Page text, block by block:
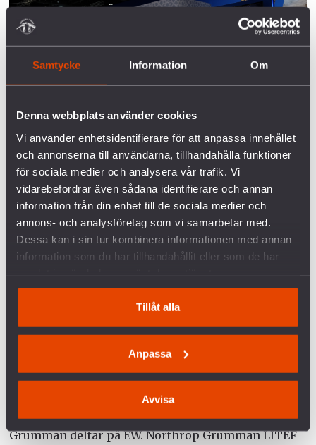
Samtycke Information Om
Denna webbplats använder cookies
Vi använder enhetsidentifierare för att anpassa innehållet
och annonserna till användarna, tillhandahålla funktioner
för sociala medier och analysera vår trafik. Vi
vidarebefordrar även sådana identifierare och annan
information från din enhet till de sociala medier och
annons- och analysföretag som vi samarbetar med.
Dessa kan i sin tur kombinera informationen med annan
information som du har tillhandahållit eller som de har
Tillåt alla
Anpassa
Avvisa
Northrop Grummans monter på vapenmässan IDEX i Abu
Dhabi, Förenade arabemiraten, februari 2019. Foto: Linda
Åkerström/Svenska Freds.
Northrop Grumman och Northrop Grumman
LITEF GmbH
vapenföretaget i världen och producerar
smygflygplan och kärnvapenmissiler. Företaget är
involverat i produktionen av den amerikanska
amerikanska och brittiska kärnvapenubåten
kärnvapenproduktionsanläggningar. Northrop
Grumman deltar på EW. Northrop Grumman LITEF